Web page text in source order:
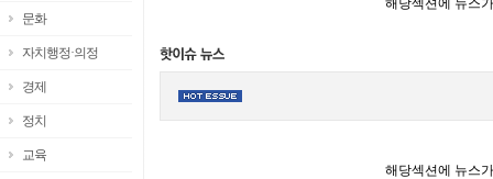
문화
자치행정·의정
경제
정치
교육
해당섹션에 뉴스
해당섹션에 뉴스